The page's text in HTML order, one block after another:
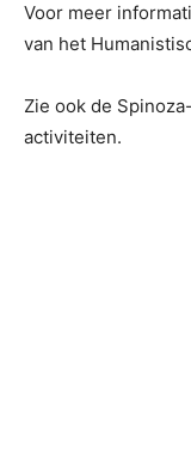
Voor meer
van het
Zie ook de Spinoza-
activiteiten.